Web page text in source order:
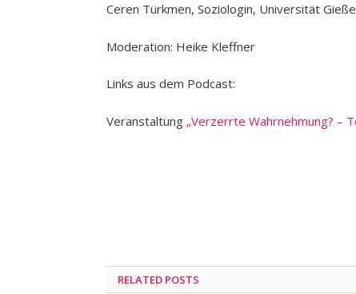
Ceren Türkmen, Soziologin, Universität
Moderation: Heike Kleffner
Links aus dem Podcast:
Veranstaltung „Verzerrte Wahrnehmung? –
RELATED POSTS